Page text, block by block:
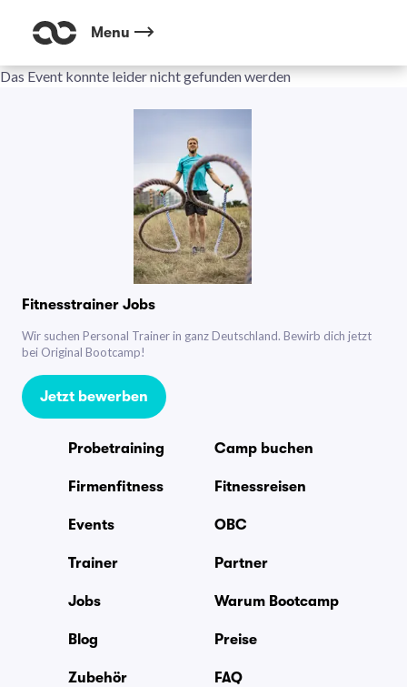
Menu
Das Event konnte leider nicht gefunden werden
Fitnesstrainer Jobs
Wir suchen Personal Trainer in ganz Deutschland. Bewirb dich jetzt
bei Original Bootcamp!
Jetzt bewerben
Probetraining Camp buchen
Firmenfitness Fitnessreisen
Events OBC
Trainer Partner
Jobs Warum Bootcamp
Blog Preise
Zubehör FAQ